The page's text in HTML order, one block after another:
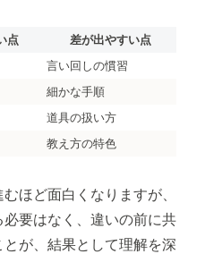
点
差が出やすい点
言い回しの慣習
細かな手順
道具の扱い方
教え方の特色
ほど面白くなりますが、
要はなく、違いの前に共
が、結果として理解を深